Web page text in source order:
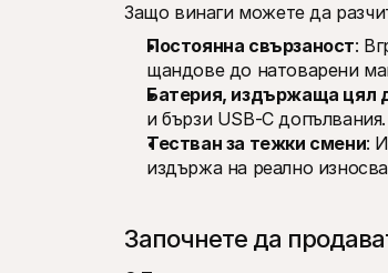
Защо винаги можете да
Постоянна свързаност:
щандове до натоварени
Батерия, издържаща цял
и бързи USB-C
Тестван за тежки смени:
издържа на реално
Започнете да